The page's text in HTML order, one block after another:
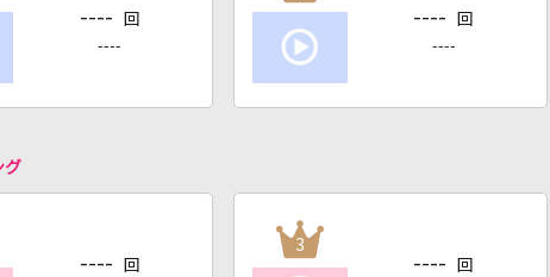
---- 回
----
---- 回
----
グ
---- 回
3
---- 回